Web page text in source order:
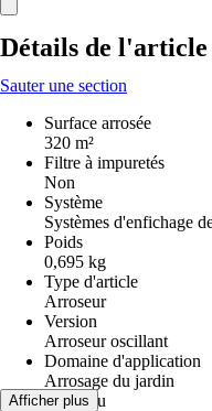
Détails de l'article
Sauter une section
Surface arrosée
320 m²
Filtre à impuretés
Non
Système
Systèmes d'enfichage
Poids
0,695 kg
Type d'article
Arroseur
Version
Arroseur oscillant
Domaine d'application
Arrosage du jardin
Matériau
Afficher plus